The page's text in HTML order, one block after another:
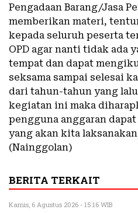
Pengadaan Barang/Jasa
memberikan materi,
kepada seluruh peserta
OPD agar nanti tidak ada
tempat dan dapat
seksama sampai selesai
dari tahun-tahun yang
kegiatan ini maka
pengguna anggaran
yang akan kita
(Nainggolan)
BERITA TERKAIT
Kamis, 6 Agustus 2026 - 15:16 WIB